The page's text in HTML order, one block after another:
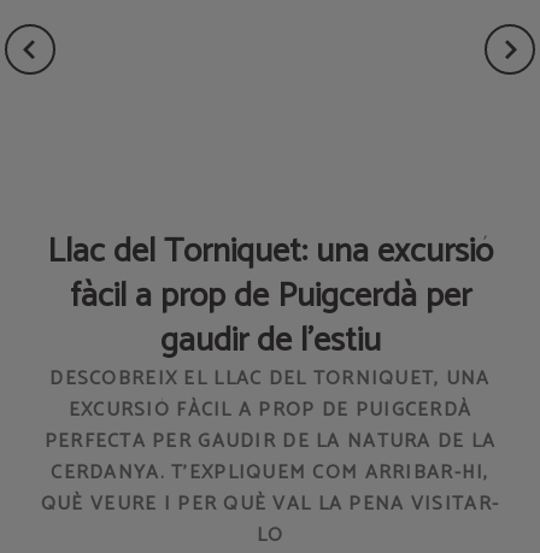
Llac del Torniquet: una excursió
fàcil a prop de Puigcerdà per
gaudir de l'estiu
DESCOBREIX EL LLAC DEL TORNIQUET, UNA
EXCURSIÓ FÀCIL A PROP DE PUIGCERDÀ
PERFECTA PER GAUDIR DE LA NATURA DE LA
CERDANYA. T'EXPLIQUEM COM ARRIBAR-HI,
QUÈ VEURE I PER QUÈ VAL LA PENA VISITAR-
LO